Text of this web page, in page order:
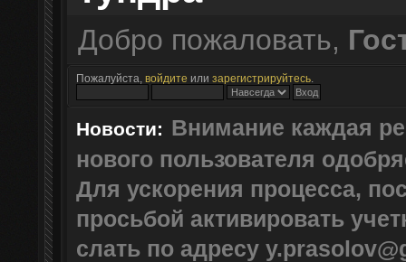
Добро пожаловать,
Пожалуйста,войдите илизарегистрируйтесь
Новости: Внимание каждая
нового пользователя
Для ускорения процесса,
просьбой активировать
слать по адресу